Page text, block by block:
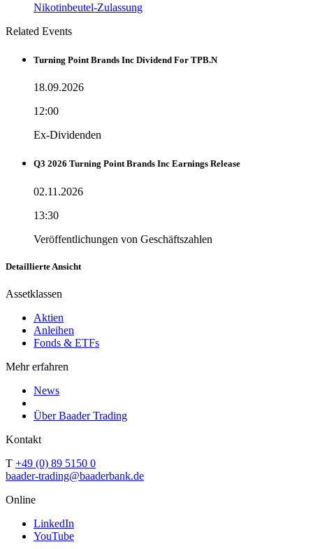
Nikotinbeutel-Zulassung
Related Events
Turning Point Brands Inc Dividend For TPB.N
18.09.2026
12:00
Ex-Dividenden
Q3 2026 Turning Point Brands Inc Earnings Release
02.11.2026
13:30
Veröffentlichungen von Geschäftszahlen
Detaillierte Ansicht
Assetklassen
Aktien
Anleihen
Fonds & ETFs
Mehr erfahren
News
Über Baader Trading
Kontakt
T +49 (0) 89 5150 0
baader-trading@baaderbank.de
Online
LinkedIn
YouTube